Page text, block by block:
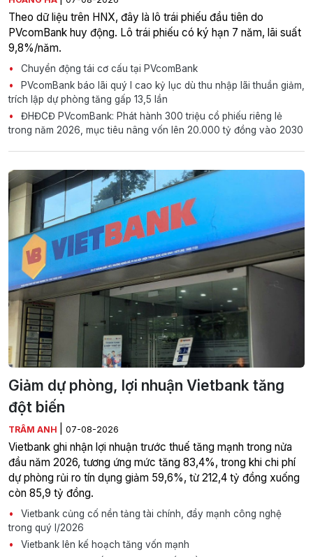
Theo dữ liệu trên HNX, đây là lô trái phiếu đầu tiên do
PVcomBank huy động. Lô trái phiếu có ký hạn 7 năm, lãi suất
9,8%/năm.
Chuyển động tái cơ cấu tại PVcomBank
PVcomBank báo lãi quý I cao kỷ lục dù thu nhập lãi thuần giảm,
trích lập dự phòng tăng gấp 13,5 lần
ĐHĐCĐ PVcomBank: Phát hành 300 triệu cổ phiếu riêng lẻ
trong năm 2026, mục tiêu nâng vốn lên 20.000 tỷ đồng vào 2030
Giảm dự phòng, lợi nhuận Vietbank tăng
đột biến
TRÂM ANH 07-08-2026
Vietbank ghi nhận lợi nhuận trước thuế tăng mạnh trong nửa
đầu năm 2026, tương ứng mức tăng 83,4%, trong khi chi phí
dự phòng rủi ro tín dụng giảm 59,6%, từ 212,4 tỷ đồng xuống
còn 85,9 tỷ đồng.
Vietbank củng cố nền tảng tài chính, đẩy mạnh công nghệ
trong quý I/2026
Vietbank lên kế hoạch tăng vốn mạnh